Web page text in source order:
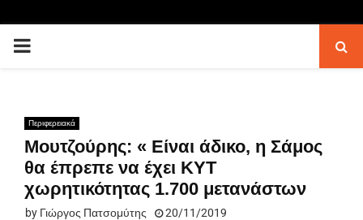
PRIMARY
Περιφερειακά
Μουτζούρης: « Είναι άδικο, η Σάμος
θα έπρεπε να έχει ΚΥΤ
χωρητικότητας 1.700 μετανάστων
by Γιώργος Πατσομύτης 20/11/2019